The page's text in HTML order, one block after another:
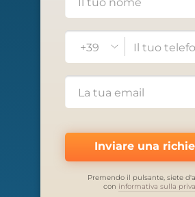
+39
Inviare una
Premendo il pulsante, siete
con informativa sulla